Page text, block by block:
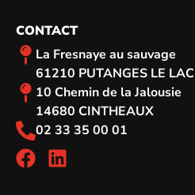
CONTACT
La Fresnaye au sauvage
61210 PUTANGES LE LAC
10 Chemin de la Jalousie
14680 CINTHEAUX
02 33 35 00 01